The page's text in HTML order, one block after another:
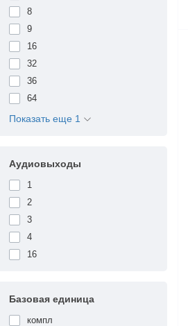
8
9
16
32
36
64
Показать еще 1
Аудиовыходы
1
2
3
4
16
Базовая единица
компл